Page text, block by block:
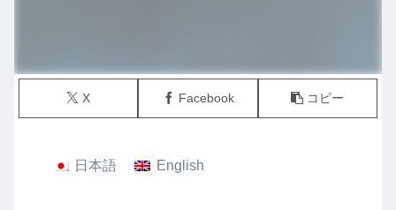
X Facebook コピー
日本語 English